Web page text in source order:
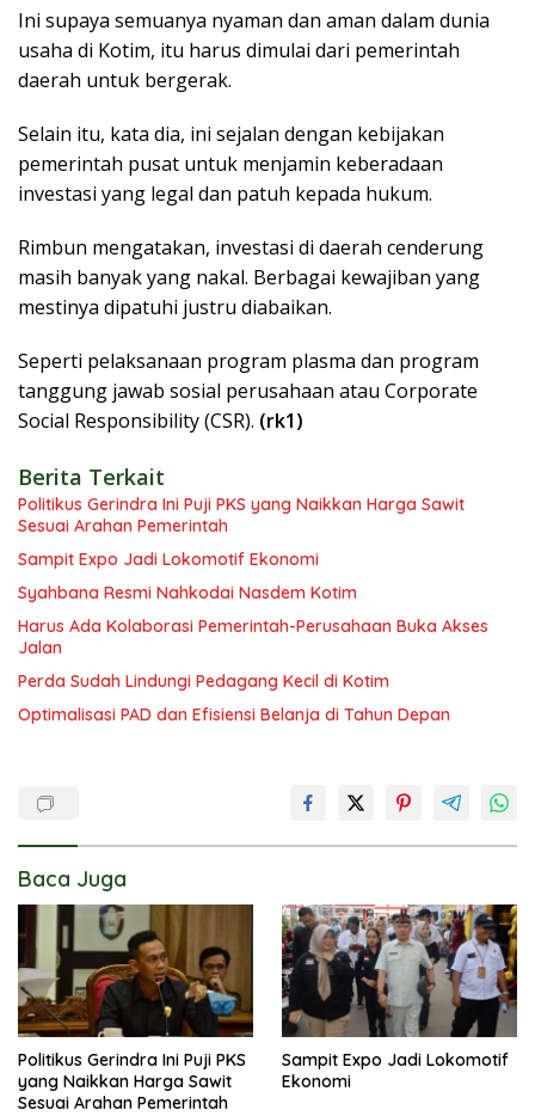
Ini supaya semuanya nyaman dan aman dalam dunia
usaha di Kotim, itu harus dimulai dari pemerintah
daerah untuk bergerak.
Selain itu, kata dia, ini sejalan dengan kebijakan
pemerintah pusat untuk menjamin keberadaan
investasi yang legal dan patuh kepada hukum.
Rimbun mengatakan, investasi di daerah cenderung
masih banyak yang nakal. Berbagai kewajiban yang
mestinya dipatuhi justru diabaikan.
Seperti pelaksanaan program plasma dan program
tanggung jawab sosial perusahaan atau Corporate
Social Responsibility (CSR). (rk1)
Berita Terkait
Politikus Gerindra Ini Puji PKS yang Naikkan Harga Sawit
Sesuai Arahan Pemerintah
Sampit Expo Jadi Lokomotif Ekonomi
Syahbana Resmi Nahkodai Nasdem Kotim
Harus Ada Kolaborasi Pemerintah-Perusahaan Buka Akses
Jalan
Perda Sudah Lindungi Pedagang Kecil di Kotim
Optimalisasi PAD dan Efisiensi Belanja di Tahun Depan
Baca Juga
Politikus Gerindra Ini Puji PKS
yang Naikkan Harga Sawit
Sesuai Arahan Pemerintah
Sampit Expo Jadi Lokomotif
Ekonomi